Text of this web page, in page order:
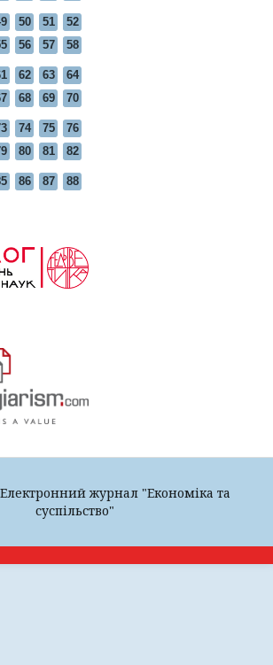
50 51
52
56 57 58
62 63
64
68 69 70
74 75
76
80 81 82
86 87 88
журнал "Економіка та
суспільство"